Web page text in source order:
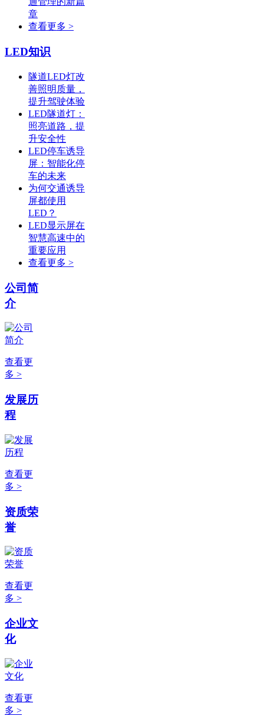
章
查看更多 >
LED知识
隧道LED灯改
善照明质量，
提升驾驶体验
LED隧道灯：
照亮道路，提
升安全性
LED停车诱导
屏：智能化停
车的未来
为何交通诱导
屏都使用
LED？
LED显示屏在
智慧高速中的
重要应用
查看更多 >
公司简
介
查看更
多 >
发展历
程
查看更
多 >
资质荣
誉
查看更
多 >
企业文
化
查看更
多 >